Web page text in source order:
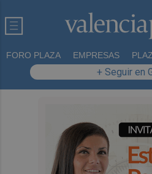
FORO PLAZA EMPRESAS
+ Seguir en